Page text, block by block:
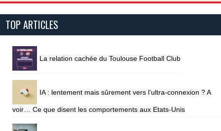
TOP ARTICLES
La relation cachée du Toulouse Football Club
IA : lentement mais sûrement vers l’ultra-connexion ? A
voir… Ce que disent les comportements aux Etats-Unis